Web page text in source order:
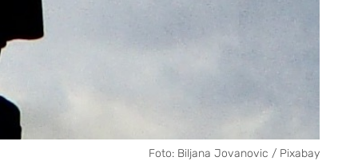
Foto: Biljana Jovanovic / Pixabay